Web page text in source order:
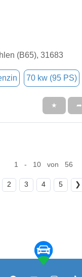
(B65), 31683
70 kw (95 PS)
★ ➦
1 - 10 von 56
2 3 4 5 ❯